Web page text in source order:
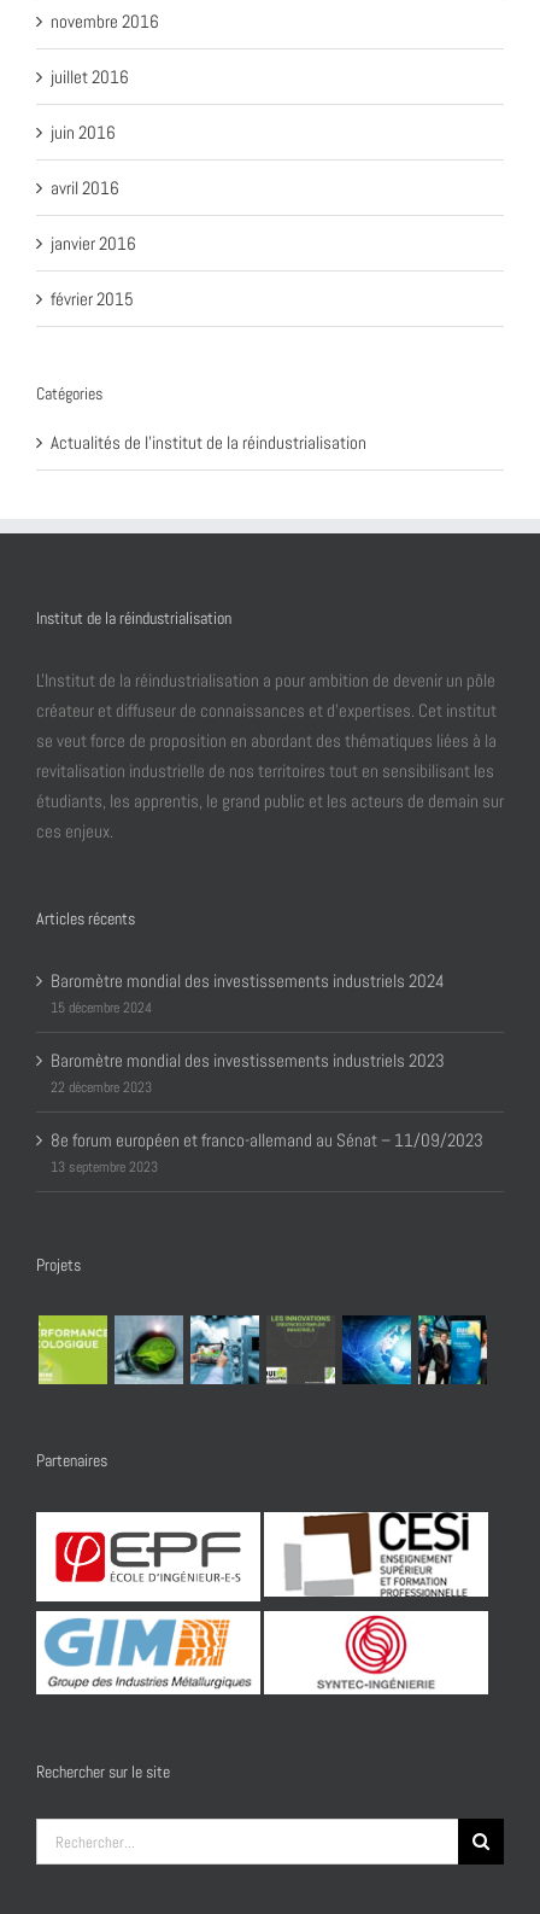
novembre 2016
juillet 2016
juin 2016
avril 2016
janvier 2016
février 2015
Catégories
Actualités de l'institut de la réindustrialisation
Institut de la réindustrialisation
L'Institut de la réindustrialisation a pour ambition de devenir un pôle
créateur et diffuseur de connaissances et d’expertises. Cet institut
se veut force de proposition en abordant des thématiques liées à la
revitalisation industrielle de nos territoires tout en sensibilisant les
étudiants, les apprentis, le grand public et les acteurs de demain sur
ces enjeux.
Articles récents
Baromètre mondial des investissements industriels 2024
15 décembre 2024
Baromètre mondial des investissements industriels 2023
22 décembre 2023
8e forum européen et franco-allemand au Sénat – 11/09/2023
13 septembre 2023
Projets
Partenaires
Rechercher sur le site
Rechercher: